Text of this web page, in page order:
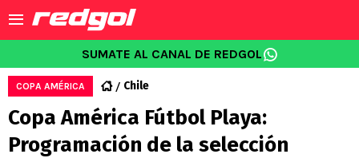
SUMATE AL CANAL DE REDGOL
COPA AMÉRICA Chile
Copa América Fútbol Playa:
Programación de la selección